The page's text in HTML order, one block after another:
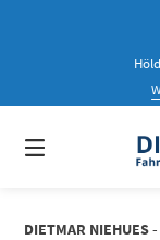
DIETMAR NIEHUES